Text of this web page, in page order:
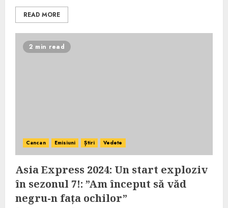
READ MORE
2 min read
Cancan Emisiuni Știri Vedete
Asia Express 2024: Un start exploziv
în sezonul 7!: ”Am început să văd
negru-n fața ochilor”